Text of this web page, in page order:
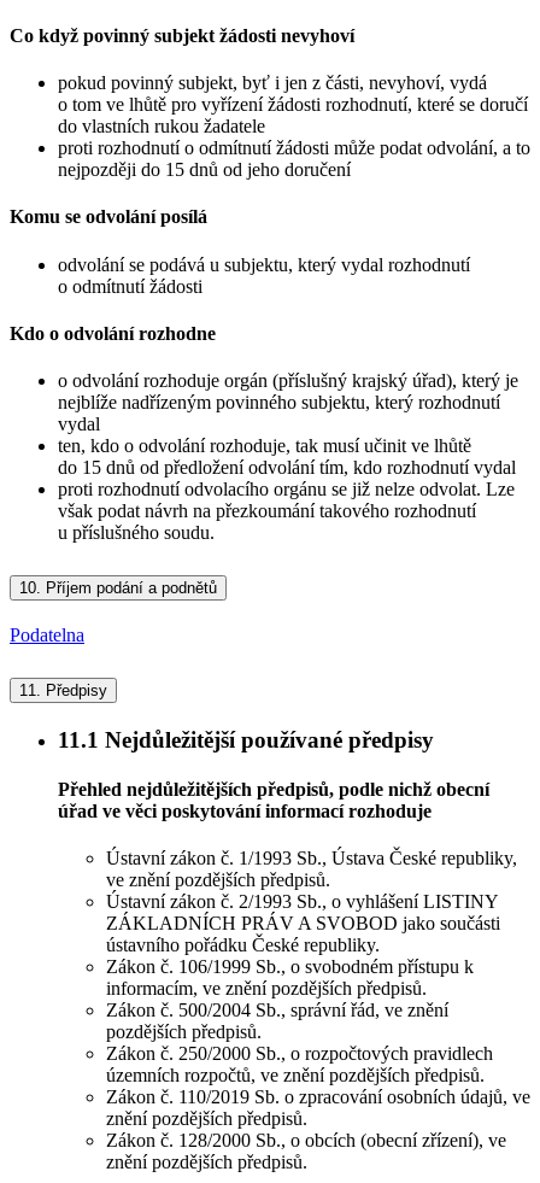
Co když povinný subjekt žádosti nevyhoví
pokud povinný subjekt, byť i jen z části, nevyhoví, vydá
o tom ve lhůtě pro vyřízení žádosti rozhodnutí, které se doručí
do vlastních rukou žadatele
proti rozhodnutí o odmítnutí žádosti může podat odvolání, a to
nejpozději do 15 dnů od jeho doručení
Komu se odvolání posílá
odvolání se podává u subjektu, který vydal rozhodnutí
o odmítnutí žádosti
Kdo o odvolání rozhodne
o odvolání rozhoduje orgán (příslušný krajský úřad), který je
nejblíže nadřízeným povinného subjektu, který rozhodnutí
vydal
ten, kdo o odvolání rozhoduje, tak musí učinit ve lhůtě
do 15 dnů od předložení odvolání tím, kdo rozhodnutí vydal
proti rozhodnutí odvolacího orgánu se již nelze odvolat. Lze
však podat návrh na přezkoumání takového rozhodnutí
u příslušného soudu.
10. Příjem podání a podnětů
Podatelna
11. Předpisy
11.1 Nejdůležitější používané předpisy
Přehled nejdůležitějších předpisů, podle nichž obecní
úřad ve věci poskytování informací rozhoduje
Ústavní zákon č. 1/1993 Sb., Ústava České republiky,
ve znění pozdějších předpisů.
Ústavní zákon č. 2/1993 Sb., o vyhlášení LISTINY
ZÁKLADNÍCH PRÁV A SVOBOD jako součásti
ústavního pořádku České republiky.
Zákon č. 106/1999 Sb., o svobodném přístupu k
informacím, ve znění pozdějších předpisů.
Zákon č. 500/2004 Sb., správní řád, ve znění
pozdějších předpisů.
Zákon č. 250/2000 Sb., o rozpočtových pravidlech
územních rozpočtů, ve znění pozdějších předpisů.
Zákon č. 110/2019 Sb. o zpracování osobních údajů, ve
znění pozdějších předpisů.
Zákon č. 128/2000 Sb., o obcích (obecní zřízení), ve
znění pozdějších předpisů.